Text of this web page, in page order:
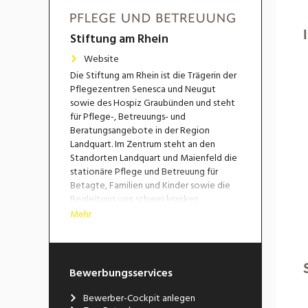
Stiftung am Rhein
Website
Die Stiftung am Rhein ist die Trägerin der
Pflegezentren Senesca und Neugut
sowie des Hospiz Graubünden und steht
für Pflege-, Betreuungs- und
Beratungsangebote in der Region
Landquart. Im Zentrum steht an den
Standorten Landquart und Maienfeld die
stationäre Pflege und Betreuung für
Betagte, Familien und Kinder sowie die
Begleitung von schwer kranken
Menschen auf ihrem letzten Lebensweg.
Mehr
Bewerbungsservices
Bewerber-Cockpit anlegen